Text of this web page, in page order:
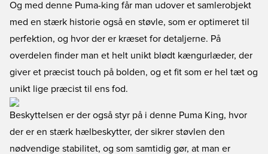
Og med denne Puma-king får man udover et samlerobjekt
med en stærk historie også en støvle, som er optimeret til
perfektion, og hvor der er kræset for detaljerne. På
overdelen finder man et helt unikt blødt kængurlæder, der
giver et præcist touch på bolden, og et fit som er hel tæt og
unikt lige præcist til ens fod.
Beskyttelsen er der også styr på i denne Puma King, hvor
der er en stærk hælbeskytter, der sikrer støvlen den
nødvendige stabilitet, og som samtidig gør, at man er